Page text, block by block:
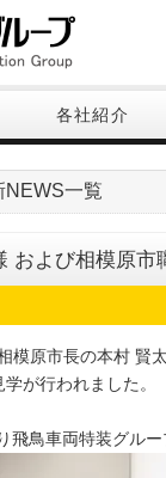
各社紹介
NEWS一覧
および相模原
模原市長の本村 賢
が行われました。
飛鳥車両特装グルー